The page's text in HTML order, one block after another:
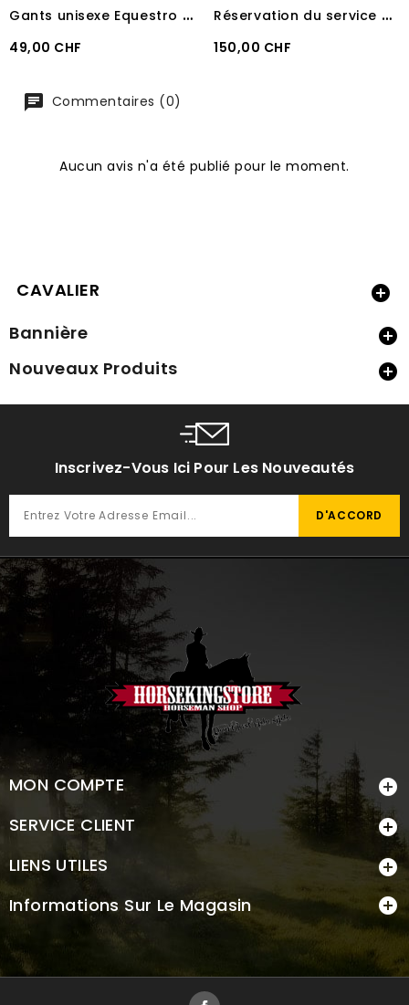
G
ants unisexe Equestro en fibre polaire
Prix
49,00 CHF
R
éservation du service Saddle Fitting
Prix
150,00 CHF
Commentaires (0)
Aucun avis n'a été publié pour le moment.
CAVALIER 
Bannière 
Nouveaux Produits 
Inscrivez-Vous Ici Pour Les Nouveautés
MON COMPTE 
SERVICE CLIENT 
LIENS UTILES 
Informations Sur Le Magasin 